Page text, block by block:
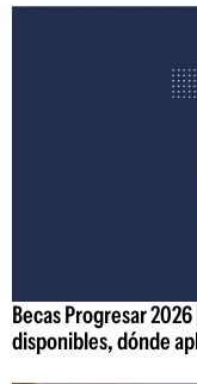
Becas Progresar
disponibles, dónde